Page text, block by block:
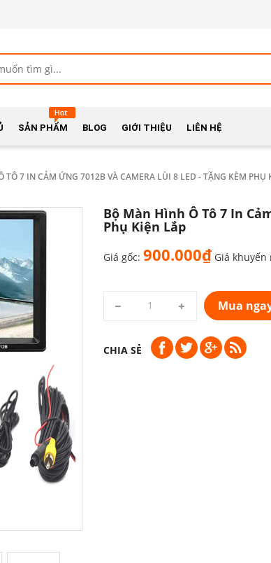
SẢN PHẨM BLOG GIỚI THIỆU LIÊN HỆ
TÔ 7 IN CẢM ỨNG 7012B VÀ CAMERA LÙI 8 LED - TẶNG KÈM PHỤ
Bộ Màn Hình Ô Tô 7 In
Phụ Kiện Lắp
Giá gốc: 900.000₫ Giá khuyến
Mua
CHIA SẺ